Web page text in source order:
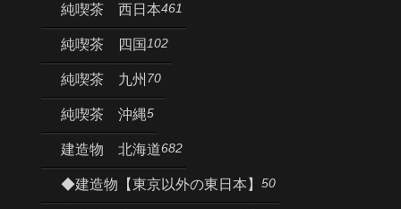
純喫茶 西日本461
純喫茶 四国 102
純喫茶 九州 70
純喫茶 沖縄5
建造物 北海道682
◆建造物【東京以外の東日本】 50